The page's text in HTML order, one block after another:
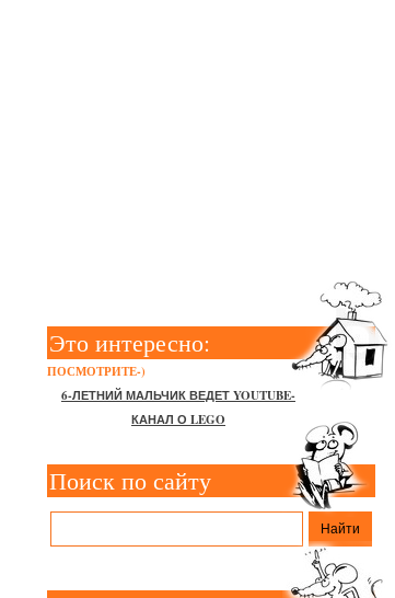
Это интересно:
ПОСМОТРИТЕ-)
6-ЛЕТНИЙ МАЛЬЧИК ВЕДЕТ YOUTUBE-
КАНАЛ О LEGO
Поиск по сайту